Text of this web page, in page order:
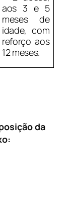
aos 3 e 5
meses de
idade, com
reforço aos
12 meses.
da